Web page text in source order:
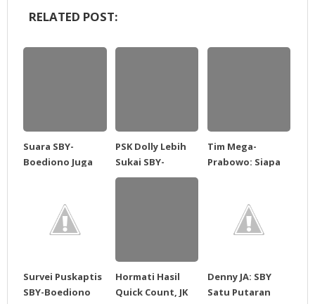
RELATED POST:
Suara SBY-
Boediono Juga
PSK Dolly Lebih
Sukai SBY-
Boediono
Tim Mega-
Prabowo: Siapa
Bermasalah
Survei Puskaptis
SBY-Boediono
Hormati Hasil
Quick Count, JK
Denny JA: SBY
Satu Putaran